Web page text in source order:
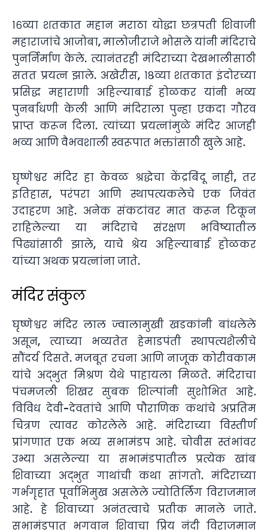
१६व्या शतकात महान मराठा योद्धा छत्रपती शिवाजी
महाराजांचे आजोबा, मालोजीराजे भोसले यांनी मंदिराचे
पुनर्निर्माण केले. त्यानंतरही मंदिराच्या देखभालीसाठी
सतत प्रयत्न झाले. अखेरीस, १८व्या शतकात इंदोरच्या
प्रसिद्ध महाराणी अहिल्याबाई होळकर यांनी भव्य
पुनर्बांधणी केली आणि मंदिराला पुन्हा एकदा गौरव
प्राप्त करून दिला. त्यांच्या प्रयत्नांमुळे मंदिर आजही
भव्य आणि वैभवशाली स्वरूपात भक्तांसाठी खुले आहे.
घृष्णेश्वर मंदिर हा केवळ श्रद्धेचा केंद्रबिंदू नाही, तर
इतिहास, परंपरा आणि स्थापत्यकलेचे एक जिवंत
उदाहरण आहे. अनेक संकटांवर मात करून टिकून
राहिलेल्या या मंदिराचे संरक्षण भविष्यातील
पिढ्यांसाठी झाले, याचे श्रेय अहिल्याबाई होळकर
यांच्या अथक प्रयत्नांना जाते.
मंदिर संकुल
घृष्णेश्वर मंदिर लाल ज्वालामुखी खडकांनी बांधलेले
असून, त्याच्या भव्यतेत हेमाडपंती स्थापत्यशैलीचे
सौंदर्य दिसते. मजबूत रचना आणि नाजूक कोरीवकाम
यांचे अद्भुत मिश्रण येथे पाहायला मिळते. मंदिराचा
पंचमजली शिखर सुबक शिल्पांनी सुशोभित आहे.
विविध देवी-देवतांचे आणि पौराणिक कथांचे अप्रतिम
चित्रण त्यावर कोरलेले आहे. मंदिराच्या विस्तीर्ण
प्रांगणात एक भव्य सभामंडप आहे. चोवीस स्तंभांवर
उभ्या असलेल्या या सभामंडपातील प्रत्येक खांब
शिवाच्या अद्भुत गाथांची कथा सांगतो. मंदिराच्या
गर्भगृहात पूर्वाभिमुख असलेले ज्योतिर्लिंग विराजमान
आहे. हे शिवाच्या अनंतत्वाचे प्रतीक मानले जाते.
सभामंडपात भगवान शिवाचा प्रिय नंदी विराजमान